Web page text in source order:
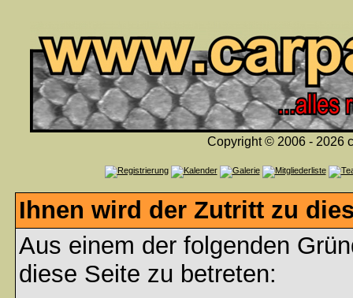
Copyright © 2006 - 2026
Ihnen wird der Zutritt zu
Aus einem der folgenden
diese Seite zu betreten: